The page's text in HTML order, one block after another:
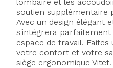
soutien supplémentaire
Avec un design élégant
s'intégrera
espace de travail.
votre confort et votre
siège ergonomique Vitet.